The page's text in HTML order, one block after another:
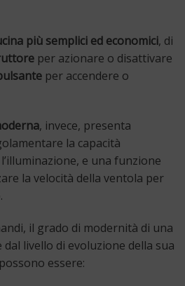
più semplici ed economici, di
per azionare o disattivare
per accendere o
, invece, presenta
la capacità
e una funzione
la velocità della ventola per
il grado di modernità di una
livello di evoluzione della sua
essere: